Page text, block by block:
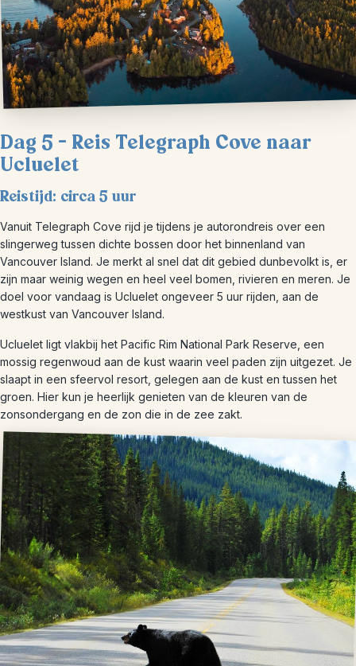
Dag 5 – Reis Telegraph Cove naar
Ucluelet
Reistijd: circa 5 uur
Vanuit Telegraph Cove rijd je tijdens je autorondreis over een
slingerweg tussen dichte bossen door het binnenland van
Vancouver Island. Je merkt al snel dat dit gebied dunbevolkt is, er
zijn maar weinig wegen en heel veel bomen, rivieren en meren. Je
doel voor vandaag is Ucluelet ongeveer 5 uur rijden, aan de
westkust van Vancouver Island.
Ucluelet ligt vlakbij het Pacific Rim National Park Reserve, een
mossig regenwoud aan de kust waarin veel paden zijn uitgezet. Je
slaapt in een sfeervol resort, gelegen aan de kust en tussen het
groen. Hier kun je heerlijk genieten van de kleuren van de
zonsondergang en de zon die in de zee zakt.